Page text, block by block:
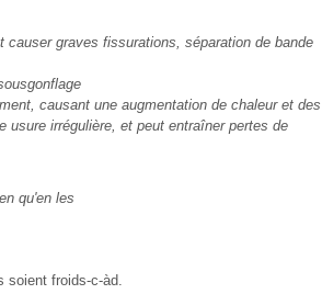
graves fissurations, séparation de bande
causant une augmentation de chaleur et des
usure irrégulière, et peut entraîner pertes de
qu'en les
soient froids-c-àd.